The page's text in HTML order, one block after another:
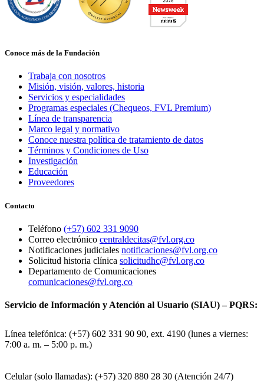
Conoce más de la Fundación
Trabaja con nosotros
Misión, visión, valores, historia
Servicios y especialidades
Programas especiales (Chequeos, FVL Premium)
Línea de transparencia
Marco legal y normativo
Conoce nuestra política de tratamiento de datos
Términos y Condiciones de Uso
Investigación
Educación
Proveedores
Contacto
Teléfono (+57) 602 331 9090
Correo electrónico centraldecitas@fvl.org.co
Notificaciones judiciales notificaciones@fvl.org.co
Solicitud historia clínica solicitudhc@fvl.org.co
Departamento de Comunicaciones
comunicaciones@fvl.org.co
Servicio de Información y Atención al Usuario (SIAU) – PQRS:
Línea telefónica: (+57) 602 331 90 90, ext. 4190 (lunes a viernes:
7:00 a. m. – 5:00 p. m.)
Celular (solo llamadas): (+57) 320 880 28 30 (Atención 24/7)